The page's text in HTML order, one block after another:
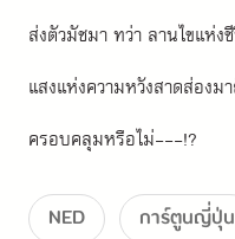
ส่งตัวมัชมา ทว่า ลานไขแห่ง
แสงแห่งความหวังสาดส่อง
ครอบคลุมหรือไม่---!?
NED การ์ตูนญี่ปุ่น